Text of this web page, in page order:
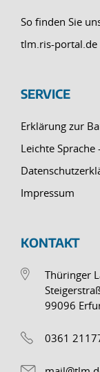
So finden Sie
tlm.ris-portal.de
SERVICE
Erklärung zur
Leichte Sprache
Impressum
KONTAKT
Thüringer
99096
0361